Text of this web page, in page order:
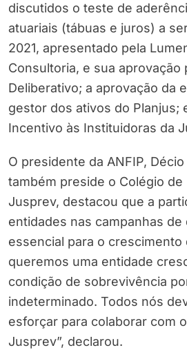
discutidos o teste de
atuariais (tábuas e juros) a
2021, apresentado pela
Consultoria, e sua aprovação
Deliberativo; a aprovação da
gestor dos ativos do Planjus;
Incentivo às Instituidoras da
O presidente da ANFIP,
também preside o Colégio
Jusprev, destacou que a
entidades nas campanhas de
essencial para o crescimento
queremos uma entidade
condição de sobrevivência
indeterminado. Todos nós
esforçar para colaborar com
Jusprev”, declarou.